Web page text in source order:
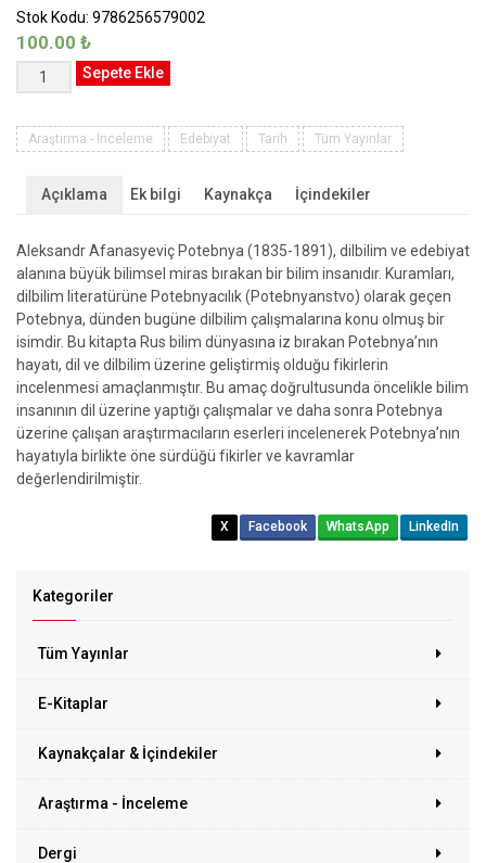
Kategoriler
Tüm Yayınlar
E-Kitaplar
Kaynakçalar & İçindekiler
Araştırma - İnceleme
Dergi
Stok Kodu: 9786256579002
100.00 ₺
Aleksandr
Afanasyeviç
Hayatı,
Üzerine
adet
Sepete Ekle
Araştırma - İnceleme Edebiyat Tarih Tüm Yayınlar
Açıklama Ek bilgi Kaynakça İçindekiler
Aleksandr Afanasyeviç Potebnya (1835-1891), dilbilim ve edebiyat
alanına büyük bilimsel miras bırakan bir bilim insanıdır. Kuramları,
dilbilim literatürüne Potebnyacılık (Potebnyanstvo) olarak geçen
Potebnya, dünden bugüne dilbilim çalışmalarına konu olmuş bir
isimdir. Bu kitapta Rus bilim dünyasına iz bırakan Potebnya’nın
hayatı, dil ve dilbilim üzerine geliştirmiş olduğu fikirlerin
incelenmesi amaçlanmıştır. Bu amaç doğrultusunda öncelikle bilim
insanının dil üzerine yaptığı çalışmalar ve daha sonra Potebnya
üzerine çalışan araştırmacıların eserleri incelenerek Potebnya’nın
hayatıyla birlikte öne sürdüğü fikirler ve kavramlar
değerlendirilmiştir.
X Facebook WhatsApp LinkedIn